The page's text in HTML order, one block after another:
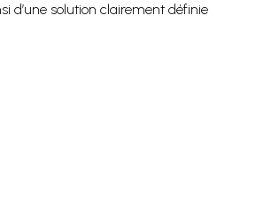
d’une solution clairement définie